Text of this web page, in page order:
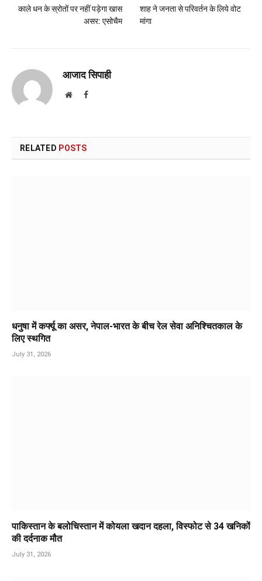
काले धन के स्रोतों पर नहीं पड़ेगा खास
असर: एसोचैम
शाह ने जनता से परिवर्तन के लिये वोट
मांगा
आजाद सिपाही
WebsiteFacebook
RELATED POSTS
धनुषा में कर्फ्यू का असर, नेपाल-भारत के बीच रेल सेवा अनिश्चितकाल के
लिए स्थगित
July 31, 2026
पाकिस्तान के बलोचिस्तान में कोयला खदान दहला, विस्फोट से 34 खनिकों
की दर्दनाक मौत
July 31, 2026